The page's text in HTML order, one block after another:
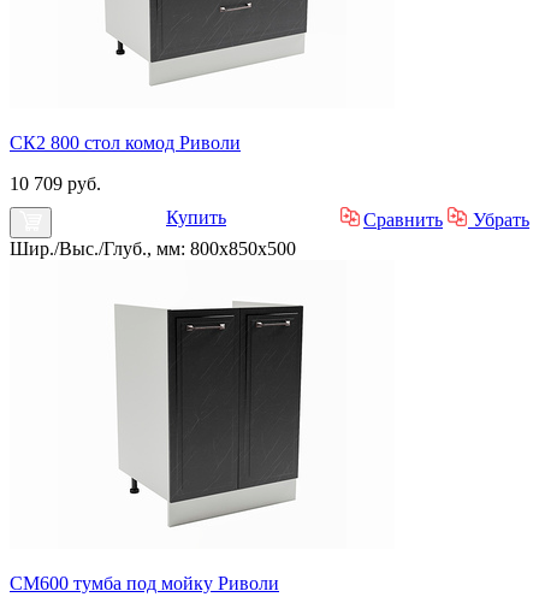
СК2 800 стол комод Риволи
10 709 руб.
Купить
Сравнить
Убрать
Шир./Выс./Глуб., мм: 800x850x500
СМ600 тумба под мойку Риволи